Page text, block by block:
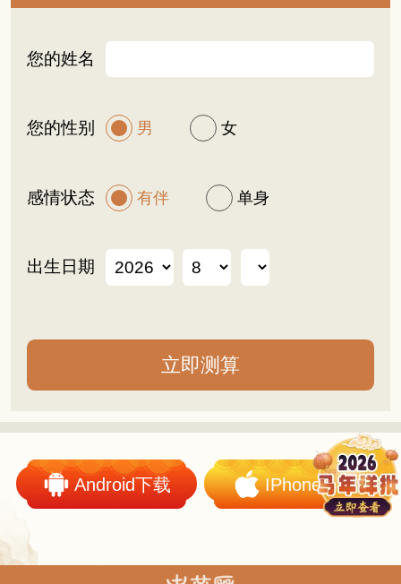
您的姓名
您的性别 男 女
感情状态 有伴 单身
出生日期
Android下载 IPhone下载